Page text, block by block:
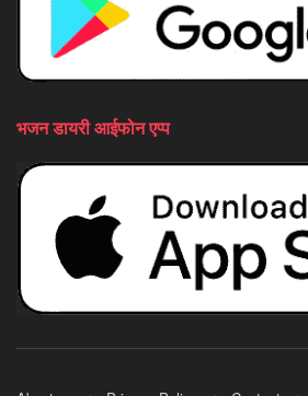
भजन डायरी आईफोन एप्प